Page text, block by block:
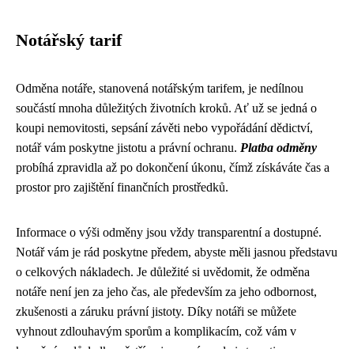
Notářský tarif
Odměna notáře, stanovená notářským tarifem, je nedílnou
součástí mnoha důležitých životních kroků. Ať už se jedná o
koupi nemovitosti, sepsání závěti nebo vypořádání dědictví,
notář vám poskytne jistotu a právní ochranu. Platba odměny
probíhá zpravidla až po dokončení úkonu, čímž získáváte čas a
prostor pro zajištění finančních prostředků.
Informace o výši odměny jsou vždy transparentní a dostupné.
Notář vám je rád poskytne předem, abyste měli jasnou představu
o celkových nákladech. Je důležité si uvědomit, že odměna
notáře není jen za jeho čas, ale především za jeho odbornost,
zkušenosti a záruku právní jistoty. Díky notáři se můžete
vyhnout zdlouhavým sporům a komplikacím, což vám v